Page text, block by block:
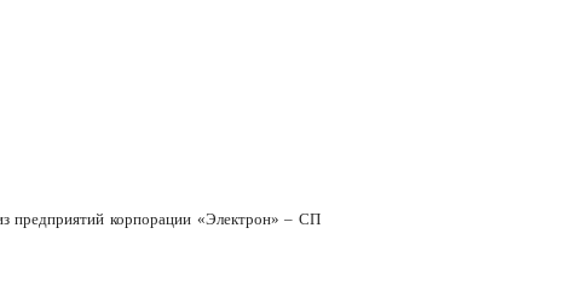
предприятий корпорации «Электрон»–СП